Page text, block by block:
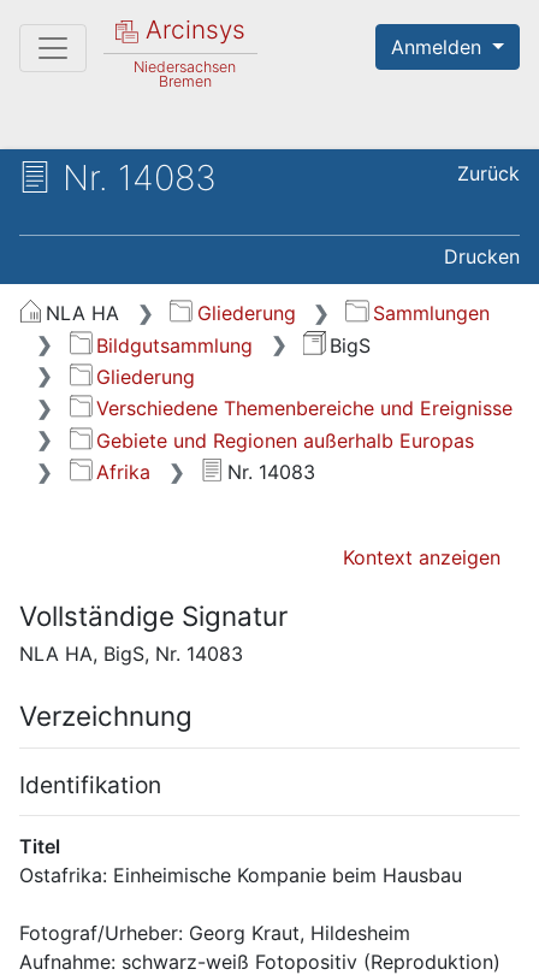
Arcinsys
Niedersachsen
Bremen
Anmelden
Nr. 14083 Zurück
Drucken
NLA HA Gliederung
Sammlungen
Bildgutsammlung
BigS
Gliederung
Verschiedene Themenbereiche und Ereignisse
Gebiete und Regionen außerhalb Europas
Afrika
Nr. 14083
Kontext anzeigen
Vollständige Signatur
NLA HA, BigS, Nr. 14083
Verzeichnung
Identifikation
Titel
Ostafrika: Einheimische Kompanie beim Hausbau
Fotograf/Urheber: Georg Kraut, Hildesheim
Aufnahme: schwarz-weiß Fotopositiv (Reproduktion)